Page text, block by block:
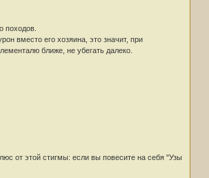
походов.
вместо его хозяина, это значит, при
ближе, не убегать далеко.
от этой стигмы: если вы повесите на себя "Узы